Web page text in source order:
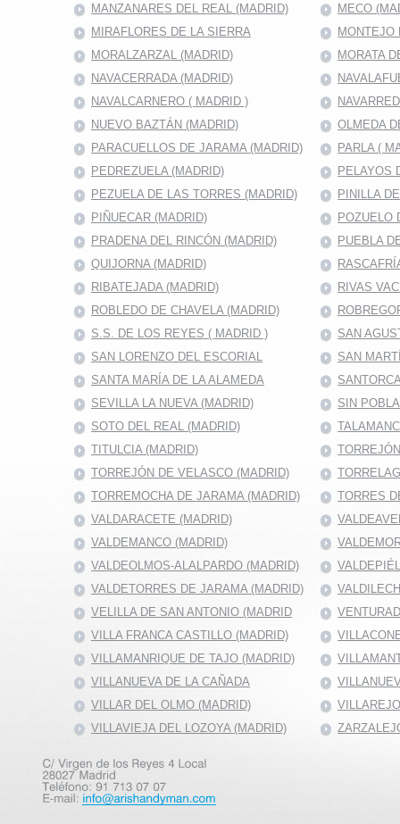
MANZANARES DEL REAL (MADRID)
MECO
MIRAFLORES DE LA SIERRA
MONTEJO
MORALZARZAL (MADRID)
MORATA
NAVACERRADA (MADRID)
NAVALCARNERO ( MADRID )
NUEVO BAZTÁN (MADRID)
OLMEDA
PARACUELLOS DE JARAMA (MADRID)
PARLA (
PEDREZUELA (MADRID)
PELAYOS
PEZUELA DE LAS TORRES (MADRID)
PINILLA
PIÑUECAR (MADRID)
POZUELO
PRADENA DEL RINCÓN (MADRID)
PUEBLA
QUIJORNA (MADRID)
RIBATEJADA (MADRID)
RIVAS
ROBLEDO DE CHAVELA (MADRID)
S.S. DE LOS REYES ( MADRID )
SAN
SAN LORENZO DEL ESCORIAL
SAN
SANTA MARÍA DE LA ALAMEDA
SEVILLA LA NUEVA (MADRID)
SIN
SOTO DEL REAL (MADRID)
TITULCIA (MADRID)
TORREJÓN DE VELASCO (MADRID)
TORREMOCHA DE JARAMA (MADRID)
TORRES
VALDARACETE (MADRID)
VALDEMANCO (MADRID)
VALDEOLMOS-ALALPARDO (MADRID)
VALDETORRES DE JARAMA (MADRID)
VELILLA DE SAN ANTONIO (MADRID
VILLA FRANCA CASTILLO (MADRID)
VILLAMANRIQUE DE TAJO (MADRID)
VILLANUEVA DE LA CAÑADA
VILLAR DEL OLMO (MADRID)
VILLAVIEJA DEL LOZOYA (MADRID)